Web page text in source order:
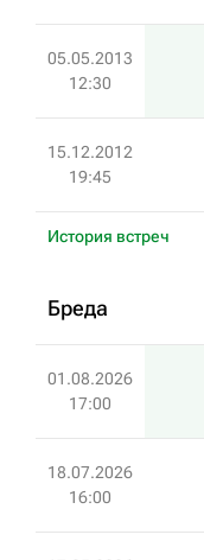
05.05.2013
12:30
15.12.2012
19:45
История встреч
Бреда
01.08.2026
17:00
18.07.2026
16:00